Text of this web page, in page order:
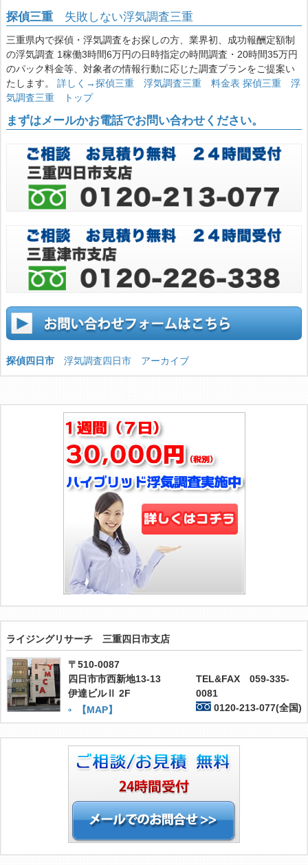
探偵三重 失敗しない浮気調査三重
三重県内で探偵・浮気調査をお探しの方、業界初、成功報酬定額制
の浮気調査 1稼働3時間6万円の日時指定の時間調査・20時間35万円
のパック料金等、対象者の情報行動に応じた調査プランをご提案い
たします。 詳しく→探偵三重 浮気調査三重 料金表 探偵三重 浮
気調査三重 トップ
まずはメールかお電話でお問い合わせください。
探偵四日市 浮気調査四日市 アーカイブ
ライジングリサーチ 三重四日市支店
〒510-0087
四日市市西新地13-13
伊達ビルⅡ 2F
【MAP】
TEL&FAX 059-335-
0081
0120-213-077(全国)